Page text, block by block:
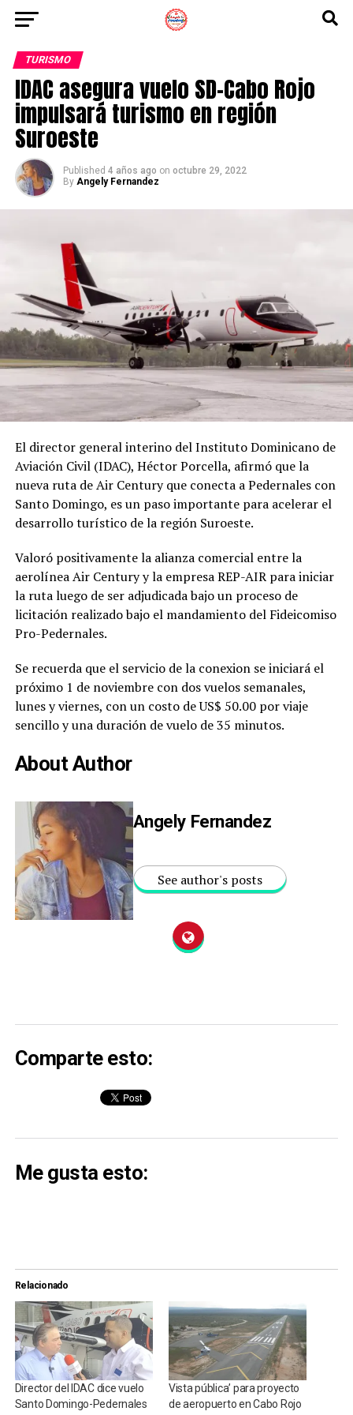
TURISMO
IDAC asegura vuelo SD-Cabo Rojo
impulsará turismo en región
Suroeste
Published 4 años ago on octubre 29, 2022
By Angely Fernandez
El director general interino del Instituto Dominicano de
Aviación Civil (IDAC), Héctor Porcella, afirmó que la
nueva ruta de Air Century que conecta a Pedernales con
Santo Domingo, es un paso importante para acelerar el
desarrollo turístico de la región Suroeste.
Valoró positivamente la alianza comercial entre la
aerolínea Air Century y la empresa REP-AIR para iniciar
la ruta luego de ser adjudicada bajo un proceso de
licitación realizado bajo el mandamiento del Fideicomiso
Pro-Pedernales.
Se recuerda que el servicio de la conexion se iniciará el
próximo 1 de noviembre con dos vuelos semanales,
lunes y viernes, con un costo de US$ 50.00 por viaje
sencillo y una duración de vuelo de 35 minutos.
About Author
Angely Fernandez
See author's posts
Comparte esto:
Me gusta esto:
Relacionado
Director del IDAC dice vuelo
Santo Domingo-Pedernales
Vista pública’ para proyecto
de aeropuerto en Cabo Rojo